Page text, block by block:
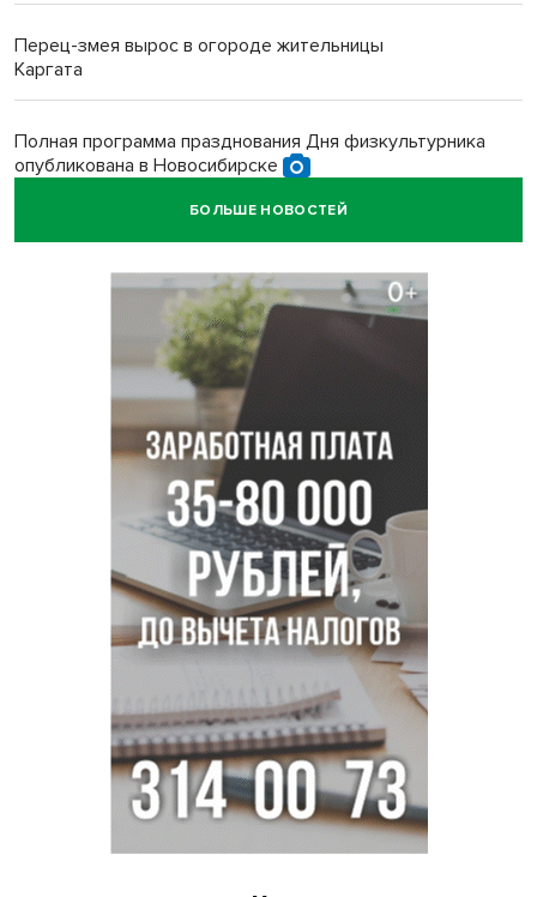
Перец-змея вырос в огороде жительницы
Каргата
Полная программа празднования Дня физкультурника
опубликована в Новосибирске
Прогноз погоды на 8-9 августа в Новосибирске сделали
Площадки для контроля перегруза начали строить на
въездах в Новосибирск
Дольщики долгостроя на Титова в Новосибирске
получили ключи от квартир
Доля рыночной ипотеки в России превысила 50% по
итогам июля 2026 года
БОЛЬШЕ НОВОСТЕЙ